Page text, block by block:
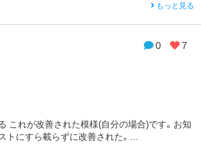
もっと見る
0 7
これが改善された模様(自分の場合)です。お知
トにすら載らずに改善された。...